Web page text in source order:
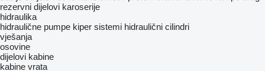
rezervni dijelovi karoserije
hidraulika
hidraulične pumpe kiper sistemi hidraulični cilindri
vješanja
osovine
dijelovi kabine
kabine vrata